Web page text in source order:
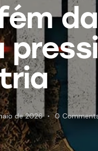
de 2026 0